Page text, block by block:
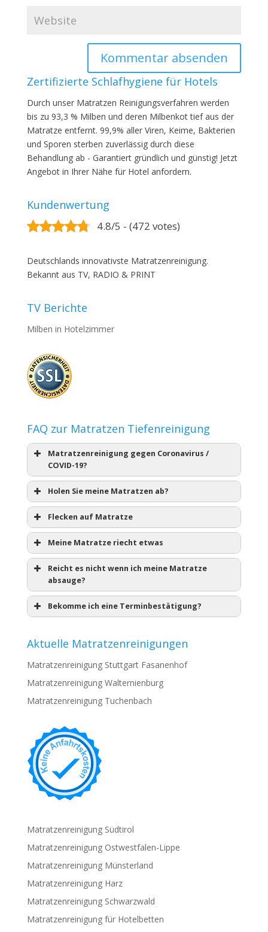
Zertifizierte Schlafhygiene für Hotels
Durch unser Matratzen Reinigungsverfahren werden
bis zu 93,3 % Milben und deren Milbenkot tief aus der
Matratze entfernt. 99,9% aller Viren, Keime, Bakterien
und Sporen sterben zuverlässig durch diese
Behandlung ab - Garantiert gründlich und günstig! Jetzt
Angebot in Ihrer Nähe für Hotel anfordern.
Kundenwertung
4.8/5 - (472 votes)
Deutschlands innovativste Matratzenreinigung.
Bekannt aus TV, RADIO & PRINT
TV Berichte
Milben in Hotelzimmer
FAQ zur Matratzen Tiefenreinigung
Matratzenreinigung gegen Coronavirus /
COVID-19?
Holen Sie meine Matratzen ab?
Flecken auf Matratze
Meine Matratze riecht etwas
Reicht es nicht wenn ich meine Matratze
absauge?
Bekomme ich eine Terminbestätigung?
Aktuelle Matratzenreinigungen
Matratzenreinigung Stuttgart Fasanenhof
Matratzenreinigung Walternienburg
Matratzenreinigung Tuchenbach
Matratzenreinigung Südtirol
Matratzenreinigung Ostwestfalen-Lippe
Matratzenreinigung Münsterland
Matratzenreinigung Harz
Matratzenreinigung Schwarzwald
Matratzenreinigung für Hotelbetten